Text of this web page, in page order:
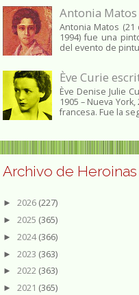
Antonia
Antonia Matos
1994) fue una
del evento de
Ève Curie
Ève Denise Julie
1905 – Nueva
francesa. Fue la
Archivo de Heroinas
► 2026 (227)
► 2025 (365)
► 2024(366)
► 2023 (363)
► 2022 (363)
► 2021 (365)